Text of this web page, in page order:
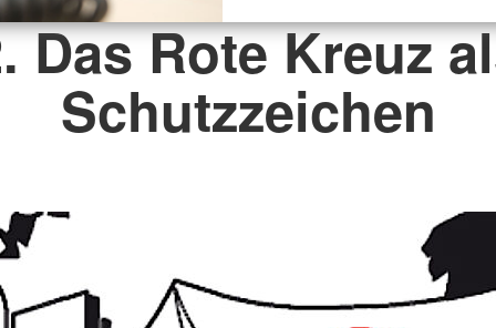
Das Rote Kreuz
Schutzzeichen